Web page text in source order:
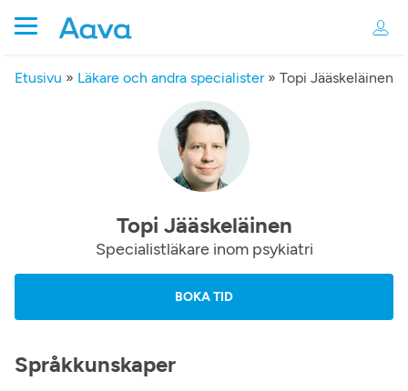
Etusivu » Läkare och andra specialister» Topi Jääskeläinen
Topi Jääskeläinen
Specialistläkare inom psykiatri
BOKA TID
Språkkunskaper